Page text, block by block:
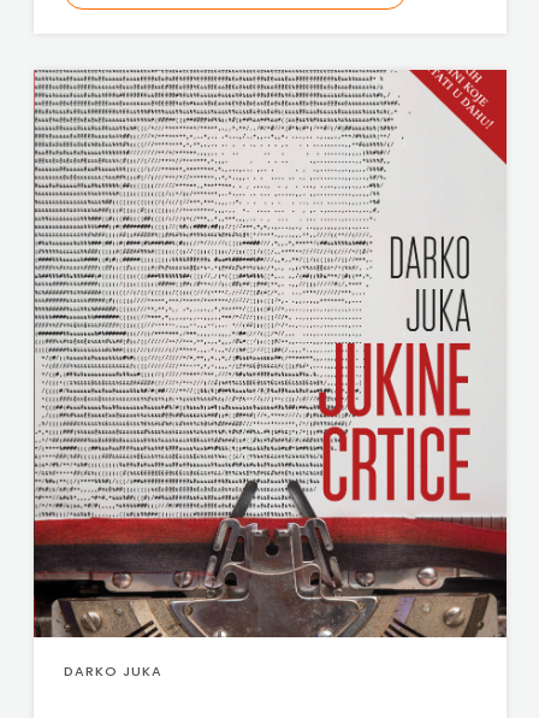
OMEGA
LAN
Pearson
PLANET
ZOE
PLANETOPIJA
PLANJAX
KOMERC
POETIKA
POPULUS
PROFIL
PULS
DARKO JUKA